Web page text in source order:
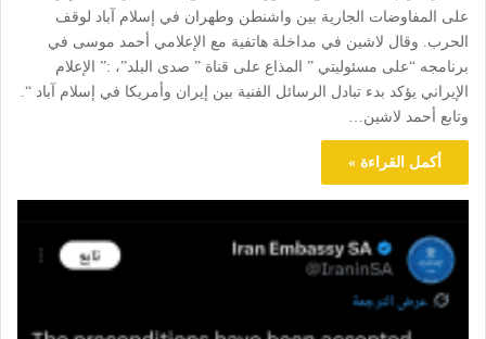
على المفاوضات الجارية بين واشنطن وطهران في إسلام آباد لوقف
الحرب. وقال لاشين في مداخلة هاتفية مع الإعلامي أحمد موسى في
برنامجه “على مسئوليتي ” المذاع على قناة ” صدى البلد”، :” الإعلام
الإيراني يؤكد بدء تبادل الرسائل الفنية بين إيران وأمريكا في إسلام آباد “.
وتابع أحمد لاشين…
أكمل القراءة »